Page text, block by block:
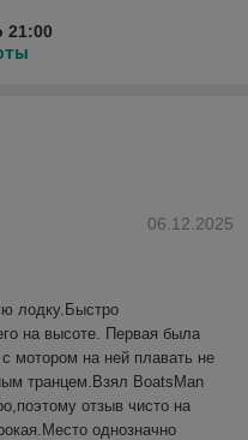
21:00
06.12.2025
лодку.Быстро
на высоте. Первая была
мотором на ней плавать не
транцем.Взял BoatsMan
отзыв чисто на
однозначно